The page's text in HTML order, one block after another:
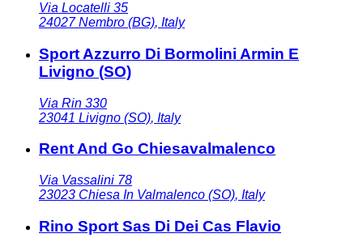
Via Locatelli 35
24027 Nembro (BG), Italy
Sport Azzurro Di Bormolini Armin E
Livigno (SO)
Via Rin 330
23041 Livigno (SO), Italy
Rent And Go Chiesavalmalenco
Via Vassalini 78
23023 Chiesa In Valmalenco (SO), Italy
Rino Sport Sas Di Dei Cas Flavio